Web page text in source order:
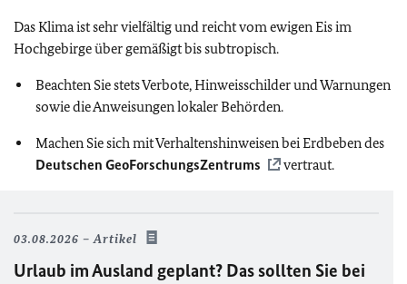
Das Klima ist sehr vielfältig und reicht vom ewigen Eis im
Hochgebirge über gemäßigt bis subtropisch.
Beachten Sie stets Verbote, Hinweisschilder und Warnungen
sowie die Anweisungen lokaler Behörden.
Machen Sie sich mit Verhaltenshinweisen bei Erdbeben des
Deutschen GeoForschungsZentrums
vertraut.
03.08.2026 Artikel
Urlaub im Ausland geplant? Das sollten Sie bei